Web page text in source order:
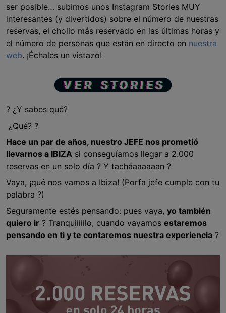
ser posible… subimos unos Instagram Stories MUY
interesantes (y divertidos) sobre el número de nuestras
reservas, el chollo más reservado en las últimas horas y
el número de personas que están en directo en nuestra
web. ¡Échales un vistazo!
? ¿Y sabes qué?
¿Qué? ?
Hace un par de años, nuestro JEFE nos prometió
llevarnos a IBIZA si conseguíamos llegar a 2.000
reservas en un solo día ? Y tacháaaaaaan ?
Vaya, ¡qué nos vamos a Ibiza! (Porfa jefe cumple con tu
palabra ?)
Seguramente estés pensando: pues vaya, yo también
quiero ir ? Tranquiiiiilo, cuando vayamos estaremos
pensando en ti y te contaremos nuestra experiencia ?